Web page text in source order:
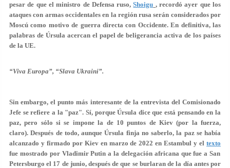
pesar de que el ministro de Defensa ruso,Shoigu , recordó ayer que los
ataques con armas occidentales en la región rusa serán considerados por
Moscú como motivo de guerra directa con Occidente. En definitiva, las
palabras de Úrsula acercan el papel de beligerancia activa de los países
de la UE.
“Viva Europa”, “Slava Ukraini”.
Sin embargo, el punto más interesante de la entrevista del Comisionado
Jefe se refiere a la "paz". Sí, porque Úrsula dice que está pensando en la
paz, pero sólo si se impone la de 10 puntos de Kiev (por la fuerza,
claro). Después de todo, aunque Úrsula finja no saberlo, la paz se había
alcanzado y firmado por Kiev en marzo de 2022 en Estambul y el texto
fue mostrado por Vladimir Putin a la delegación africana que fue a San
Petersburgo el 17 de junio, después de que se burlaran de la día antes por